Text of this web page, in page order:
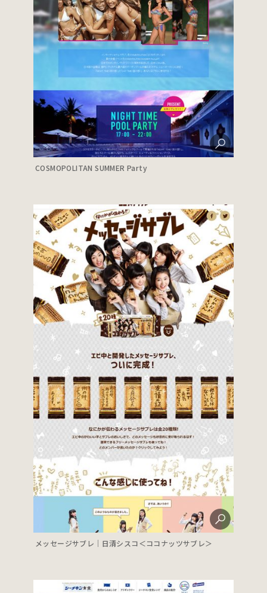
COSMOPOLITAN SUMMER Party
メッセージサブレ｜日清シスコ＜ココナッツサブレ＞